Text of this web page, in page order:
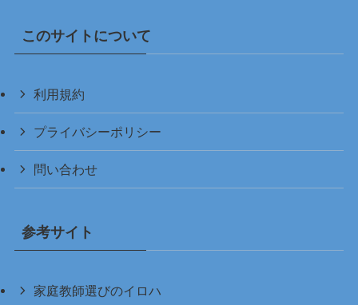
このサイトについて
利用規約
プライバシーポリシー
問い合わせ
参考サイト
家庭教師選びのイロハ